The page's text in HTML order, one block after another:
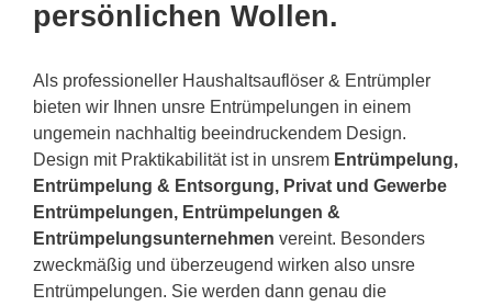
persönlichen Wollen.
Als professioneller Haushaltsauflöser & Entrümpler
bieten wir Ihnen unsre Entrümpelungen in einem
ungemein nachhaltig beeindruckendem Design.
Design mit Praktikabilität ist in unsrem Entrümpelung,
Entrümpelung & Entsorgung, Privat und Gewerbe
Entrümpelungen, Entrümpelungen &
Entrümpelungsunternehmen vereint. Besonders
zweckmäßig und überzeugend wirken also unsre
Entrümpelungen. Sie werden dann genau die